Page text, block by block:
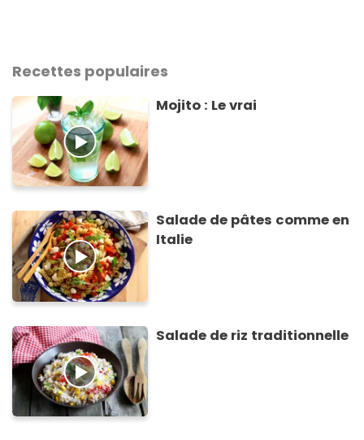
Recettes populaires
Mojito : Le vrai
Salade de pâtes comme en
Italie
Salade de riz traditionnelle